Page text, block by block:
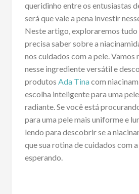
queridinho entre os entusiastas
será que vale a pena investir
Neste artigo, exploraremos tudo
precisa saber sobre a
nos cuidados com a pele. Vamos
nesse ingrediente versátil e
produtos Ada Tinacom
escolha inteligente para uma
radiante. Se você está
para uma pele mais uniforme e
lendo para descobrir se a
que sua rotina de cuidados com
esperando.